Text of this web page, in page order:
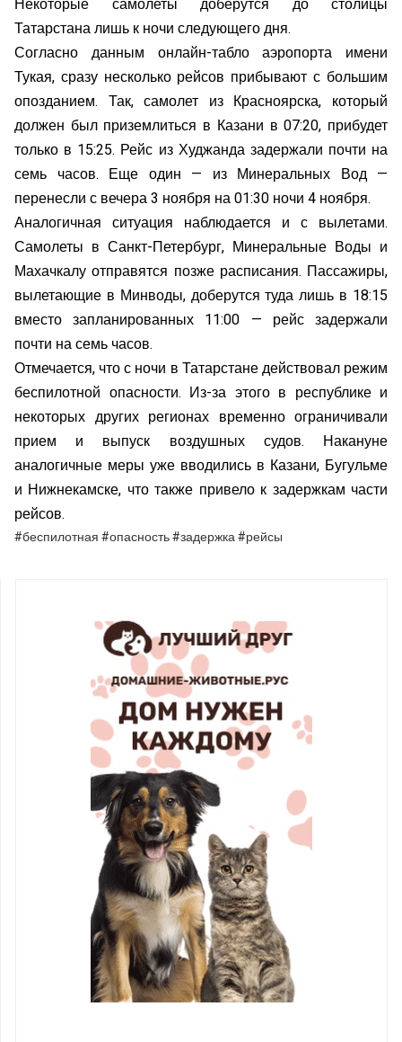
Татарстана лишь к ночи следующего дня.
Согласно данным онлайн-табло аэропорта имени
Тукая, сразу несколько рейсов прибывают с большим
опозданием. Так, самолет из Красноярска, который
должен был приземлиться в Казани в 07:20, прибудет
только в 15:25. Рейс из Худжанда задержали почти на
семь часов. Еще один — из Минеральных Вод —
перенесли с вечера 3 ноября на 01:30 ночи 4 ноября.
Аналогичная ситуация наблюдается и с вылетами.
Самолеты в Санкт-Петербург, Минеральные Воды и
Махачкалу отправятся позже расписания. Пассажиры,
вылетающие в Минводы, доберутся туда лишь в 18:15
вместо запланированных 11:00 — рейс задержали
почти на семь часов.
Отмечается, что с ночи в Татарстане действовал режим
беспилотной опасности. Из-за этого в республике и
некоторых других регионах временно ограничивали
прием и выпуск воздушных судов. Накануне
аналогичные меры уже вводились в Казани, Бугульме
и Нижнекамске, что также привело к задержкам части
рейсов.
#беспилотная #опасность #задержка #рейсы